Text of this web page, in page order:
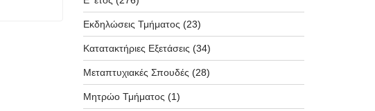
Εκδηλώσεις Τμήματος (23)
Κατατακτήριες Εξετάσεις (34)
Μεταπτυχιακές Σπουδές (28)
Μητρώο Τμήματος (1)